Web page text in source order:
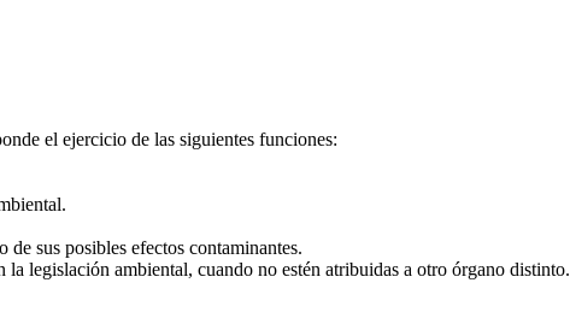
el ejercicio de las siguientes funciones:
sus posibles efectos contaminantes.
legislación ambiental, cuando no estén atribuidas a otro órgano distinto.